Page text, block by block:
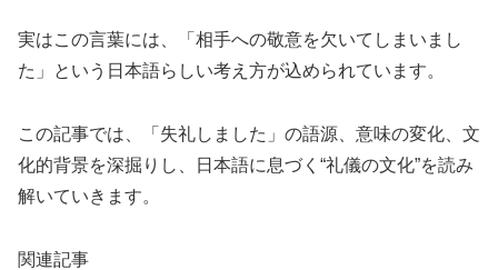
実はこの言葉には、「相手への敬意を欠いてしまいまし
た」という日本語らしい考え方が込められています。
この記事では、「失礼しました」の語源、意味の変化、文
化的背景を深掘りし、日本語に息づく“礼儀の文化”を読み
解いていきます。
関連記事